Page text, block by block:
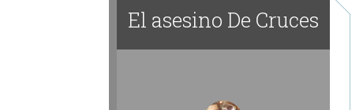
El asesino De Cruces